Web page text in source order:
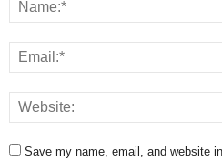
Save my name, email, and website